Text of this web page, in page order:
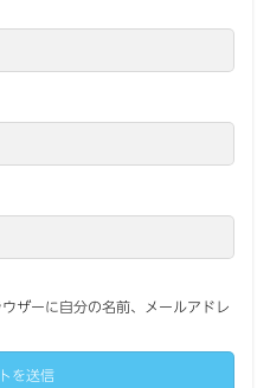
ザーに自分の名前、メールアドレ